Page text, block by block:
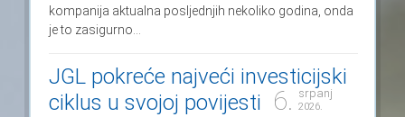
kompanija aktualna posljednjih nekoliko godina, onda
je to zasigurno...
6. srpanj
2026.
JGL pokreće najveći investicijski
ciklus u svojoj povijesti